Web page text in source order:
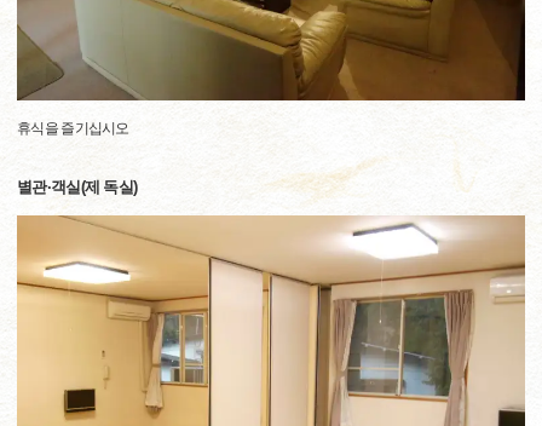
휴식을 즐기십시오
별관·객실(제 독실)